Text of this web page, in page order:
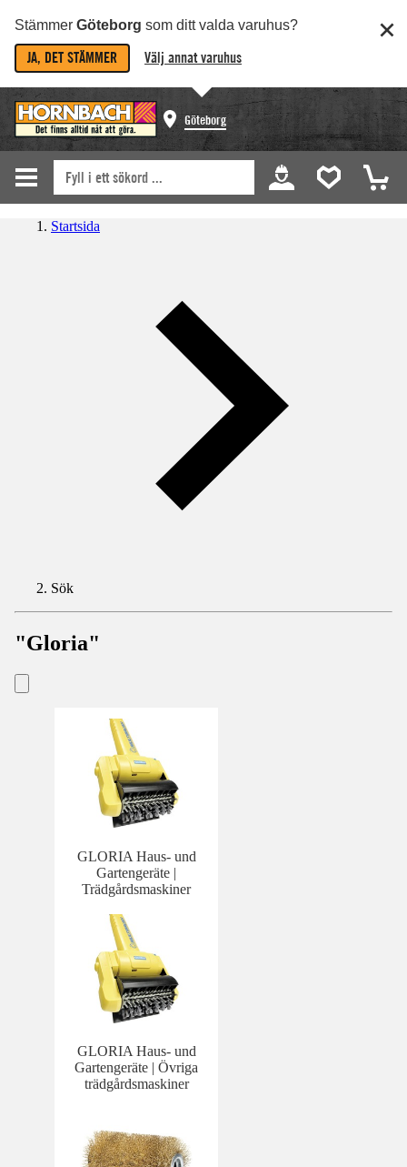
Stämmer Göteborg som ditt valda varuhus?
JA, DET STÄMMER Välj annat varuhus
Göteborg
Startsida
Sök
"Gloria"
GLORIA Haus- und
Gartengeräte |
Trädgårdsmaskiner
GLORIA Haus- und
Gartengeräte | Övriga
trädgårdsmaskiner